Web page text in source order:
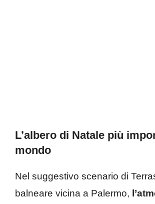
L’albero di Natale più
mondo
Nel suggestivo scenario di
balneare vicina a Palermo,